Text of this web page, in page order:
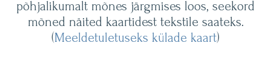
põhjalikumalt mõnes järgmises loos, seekord
mõned näited kaartidest tekstile saateks.
(Meeldetuletuseks külade kaart)